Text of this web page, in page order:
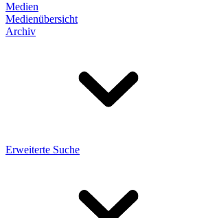
Medien
Medienübersicht
Archiv
Erweiterte Suche